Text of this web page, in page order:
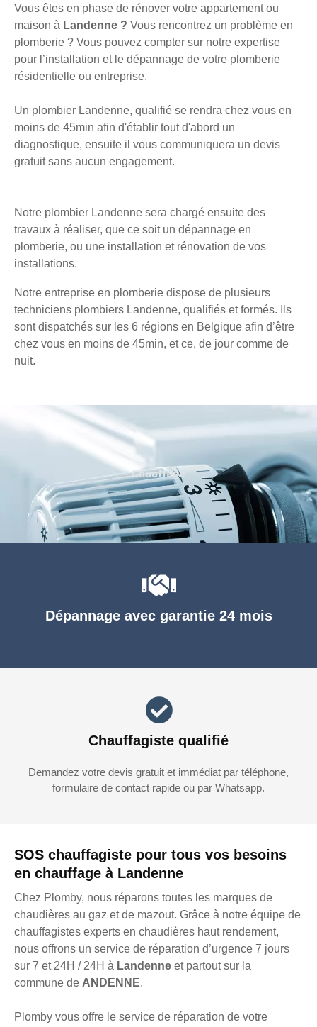
Vous êtes en phase de rénover votre appartement ou
maison à Landenne ? Vous rencontrez un problème en
plomberie ? Vous pouvez compter sur notre expertise
pour l’installation et le dépannage de votre plomberie
résidentielle ou entreprise.
Un plombier Landenne, qualifié se rendra chez vous en
moins de 45min afin d'établir tout d'abord un
diagnostique, ensuite il vous communiquera un devis
gratuit sans aucun engagement.
Notre plombier Landenne sera chargé ensuite des
travaux à réaliser, que ce soit un dépannage en
plomberie, ou une installation et rénovation de vos
installations.
Notre entreprise en plomberie dispose de plusieurs
techniciens plombiers Landenne, qualifiés et formés. Ils
sont dispatchés sur les 6 régions en Belgique afin d’être
chez vous en moins de 45min, et ce, de jour comme de
nuit.
SOS chauffagiste pour tous vos besoins
en chauffage à Landenne
Chez Plomby, nous réparons toutes les marques de
chaudières au gaz et de mazout. Grâce à notre équipe de
chauffagistes experts en chaudières haut rendement,
nous offrons un service de réparation d’urgence 7 jours
sur 7 et 24H / 24H à Landenne et partout sur la
commune de ANDENNE.
Plomby vous offre le service de réparation de votre
Dépannage avec garantie 24 mois
Chauffagiste qualifié
Demandez votre devis gratuit et immédiat par téléphone,
formulaire de contact rapide ou par Whatsapp.
Chauffage